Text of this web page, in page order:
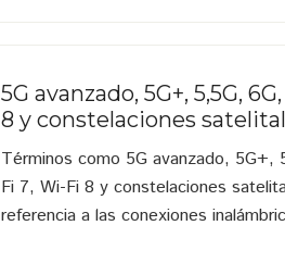
5G avanzado, 5G+, 5,5G,
8 y constelaciones
Términos como 5G avanzado, 5G+,
Fi 7, Wi-Fi 8 y constelaciones
referencia a las conexiones